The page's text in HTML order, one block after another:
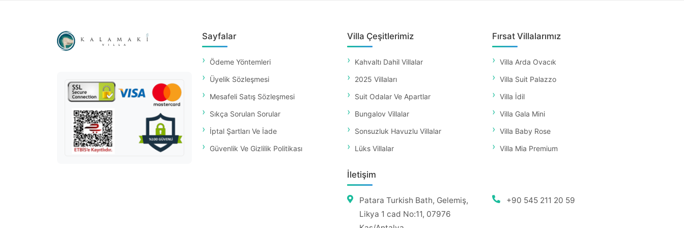
Sayfalar
Ödeme Yöntemleri
Üyelik Sözleşmesi
Mesafeli Satış Sözleşmesi
Sıkça Sorulan Sorular
İptal Şartları Ve İade
Güvenlik Ve Gizlilik Politikası
Villa Çeşitlerimiz
Kahvaltı Dahil Villalar
2025 Villaları
Suit Odalar Ve Apartlar
Bungalov Villalar
Sonsuzluk Havuzlu Villalar
Lüks Villalar
Fırsat Villalarımız
Villa Arda Ovacık
Villa Suit Palazzo
Villa İdil
Villa Gala Mini
Villa Baby Rose
Villa Mia Premium
İletişim
Patara Turkish Bath, Gelemiş,
Likya 1 cad No:11, 07976
+90 545 211 20 59